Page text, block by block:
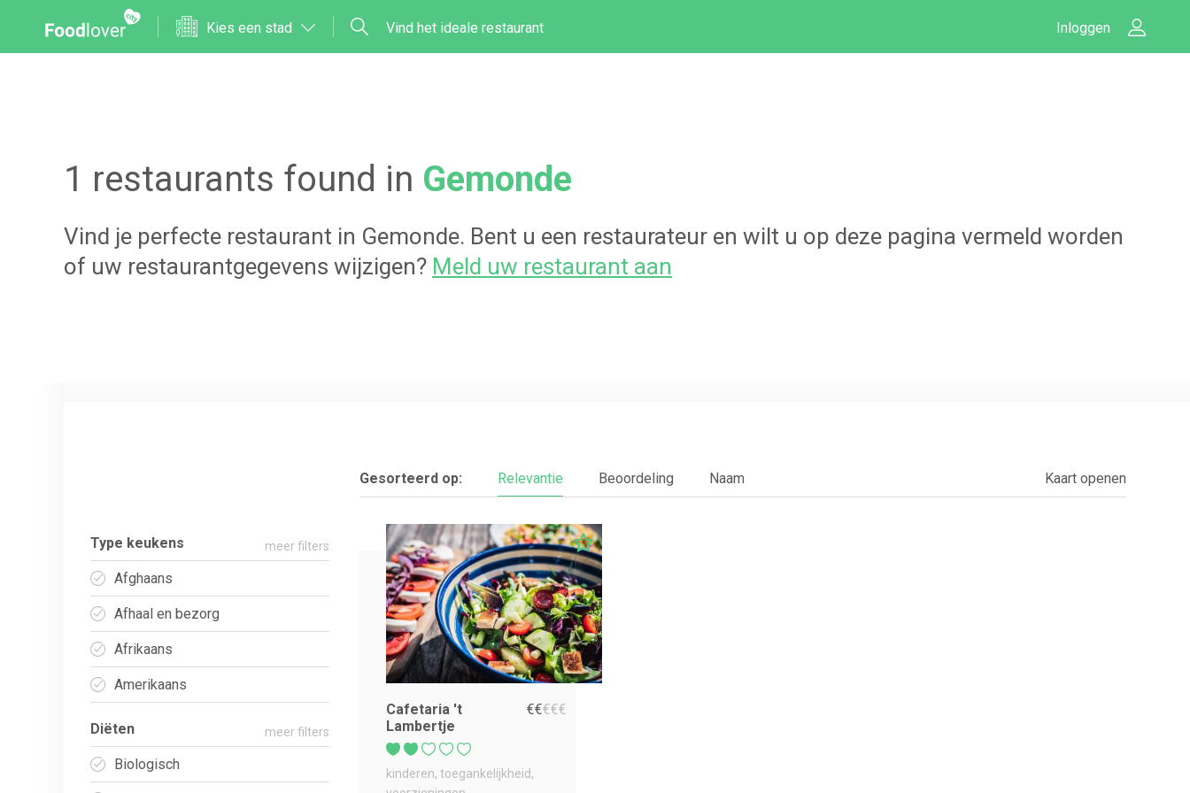
Inloggen
Kies een stad Vind het ideale restaurant
1 restaurants found in Gemonde
Vind je perfecte restaurant in Gemonde. Bent u een restaurateur en wilt u op deze pagina vermeld worden
of uw restaurantgegevens wijzigen? Meld uw restaurant aan
Type keukens meer filters
Afghaans
Afhaal en bezorg
Afrikaans
Amerikaans
Diëten meer filters
Biologisch
Gesorteerd op: Relevantie Beoordeling Naam Kaart openen
Cafetaria 't
Lambertje
€€€€€
kinderen toegankelijkheid